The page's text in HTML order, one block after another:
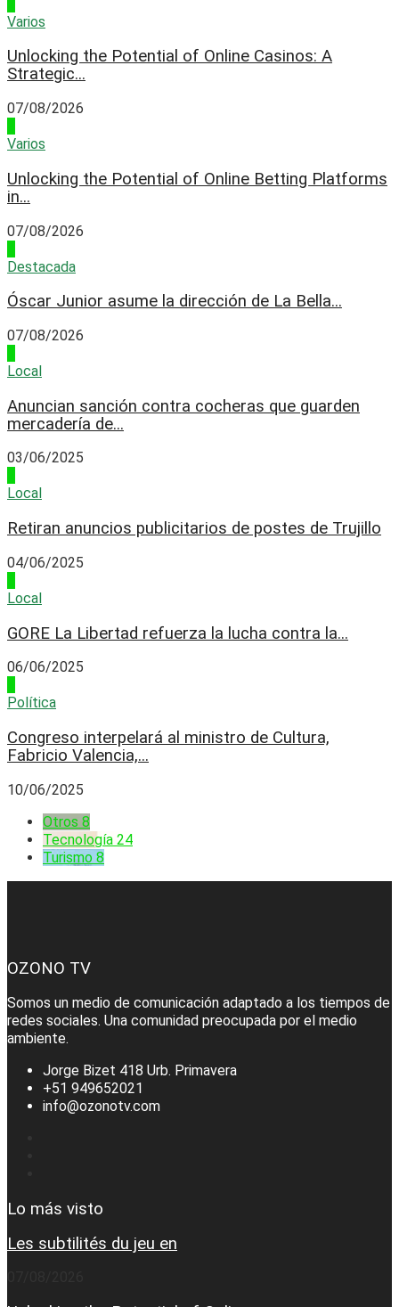
Varios
Unlocking the Potential of Online Casinos: A
Strategic...
07/08/2026
Varios
Unlocking the Potential of Online Betting Platforms
in...
07/08/2026
Destacada
Óscar Junior asume la dirección de La Bella...
07/08/2026
Local
Anuncian sanción contra cocheras que guarden
mercadería de...
03/06/2025
Local
Retiran anuncios publicitarios de postes de Trujillo
04/06/2025
Local
GORE La Libertad refuerza la lucha contra la...
06/06/2025
Política
Congreso interpelará al ministro de Cultura,
Fabricio Valencia,...
10/06/2025
Otros 8
Tecnología 24
Turismo 8
OZONO TV
Somos un medio de comunicación adaptado a los tiempos de
redes sociales. Una comunidad preocupada por el medio
ambiente.
Jorge Bizet 418 Urb. Primavera
+51 949652021
info@ozonotv.com
Lo más visto
Les subtilités du jeu en